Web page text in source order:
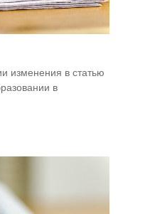
изменения в статью
в